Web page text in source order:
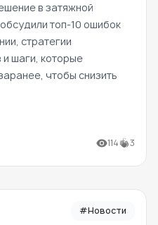
в затяжной
топ-10 ошибок
стратегии
шаги, которые
чтобы снизить
114 3
#Новости